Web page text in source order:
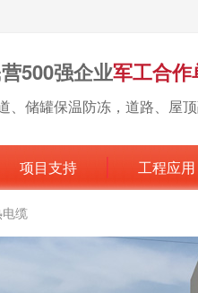
500强企业军工合作
、储罐保温防冻，道路、屋
项目支持 工程应用
缆